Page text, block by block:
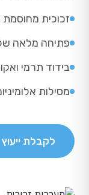
זכוכית מחוסמת
פתיחה מלאה
בידוד תרמי
מסילות
לקבלת ייעוץ